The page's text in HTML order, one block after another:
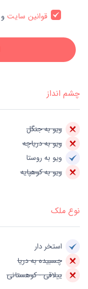
قوانین سایتو
چشم انداز
ویو به جنگل
ویو به دریاچه
ویو به روستا
ویو به کوهپایه
نوع ملک
استخر دار
چسبیده به دریا
ییلاقی - کوهستانی